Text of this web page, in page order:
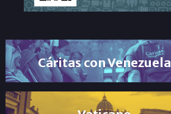
Cáritas con Venezuela